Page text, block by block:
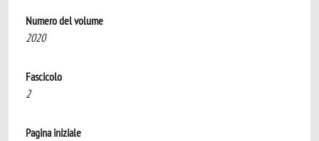
Numero del volume
2020
Fascicolo
2
Pagina iniziale